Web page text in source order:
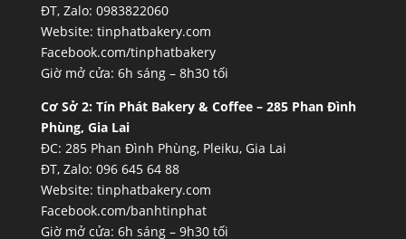
ĐT, Zalo: 0983822060
Website: tinphatbakery.com
Facebook.com/tinphatbakery
Giờ mở cửa: 6h sáng – 8h30 tối
Cơ Sở 2: Tín Phát Bakery & Coffee – 285 Phan Đình
Phùng, Gia Lai
ĐC: 285 Phan Đình Phùng, Pleiku, Gia Lai
ĐT, Zalo: 096 645 64 88
Website: tinphatbakery.com
Facebook.com/banhtinphat
Giờ mở cửa: 6h sáng – 9h30 tối